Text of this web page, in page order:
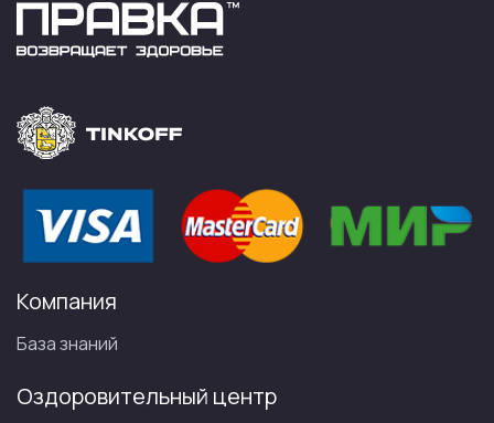
Компания
База знаний
Оздоровительный центр